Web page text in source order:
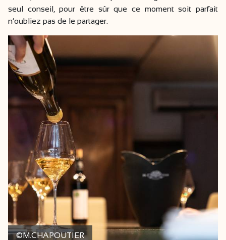
seul conseil, pour être sûr que ce moment soit parfait
n’oubliez pas de le partager.
©M.CHAPOUTIER